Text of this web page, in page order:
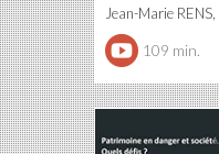
Jean-Marie
109 min.